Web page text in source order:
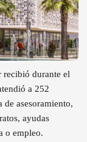
durante el
a 252
de asesoramiento,
ayudas
o empleo.